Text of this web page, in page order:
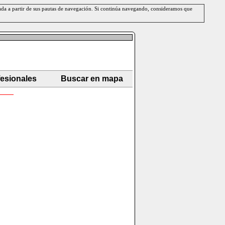
a partir de sus pautas de navegación. Si continúa navegando, consideramos que
Buscar en mapa